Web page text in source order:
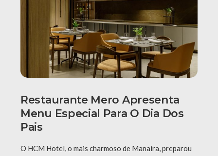
Restaurante Mero Apresenta
Menu Especial Para O Dia Dos
Pais
O HCM Hotel, o mais charmoso de Manaíra, preparou